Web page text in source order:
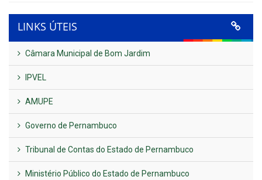
LINKS ÚTEIS
Câmara Municipal de Bom Jardim
IPVEL
AMUPE
Governo de Pernambuco
Tribunal de Contas do Estado de Pernambuco
Ministério Público do Estado de Pernambuco